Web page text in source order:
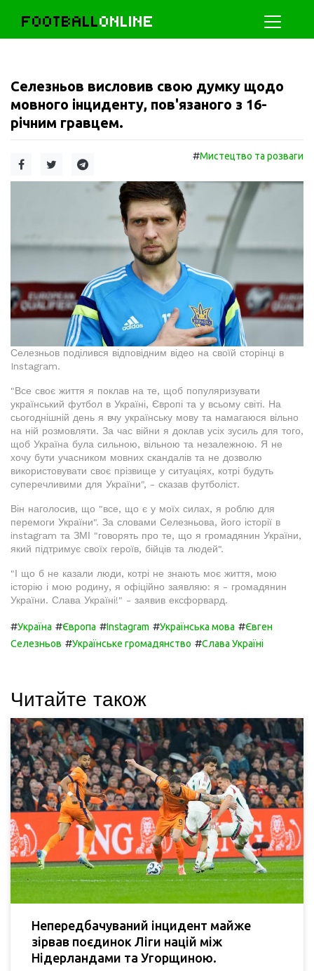
FOOTBALLONLINE
Селезньов висловив свою думку щодо
мовного інциденту, пов'язаного з 16-
річним гравцем.
#Мистецтво та розваги
Селезньов поділився відповідним відео на своїй сторінці в
Instagram.
"Все своє життя я поклав на те, щоб популяризувати
український футбол в Україні, Європі та у всьому світі. На
сьогоднішній день я вчу українську мову та намагаюся вільно
на ній розмовляти. За час війни я доклав усіх зусиль для того,
щоб Україна була сильною, вільною та незалежною. Я не
хочу бути учасником мовних скандалів та не дозволю
використовувати своє прізвище у ситуаціях, котрі будуть
суперечливими для України", - сказав футболіст.
Він наголосив, що "все, що є у моїх силах, я роблю для
перемоги України". За словами Селезньова, його історії в
instagram та ЗМІ "говорять про те, що я громадянин України,
який підтримує своїх героїв, бійців та людей".
"І що б не казали люди, котрі не знають моє життя, мою
історію і мою родину, я офіційно заявляю: я - громадянин
України. Слава Україні!" - заявив ексфорвард.
#Україна #Європа #Instagram #Українська мова #Євген
Селезньов #Українське громадянство #Слава Україні
Читайте також
Непередбачуваний інцидент майже
зірвав поєдинок Ліги націй між
Нідерландами та Угорщиною.